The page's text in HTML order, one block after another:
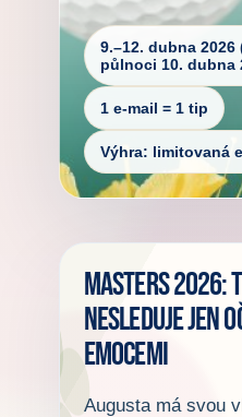
9.–12. dubna
půlnoci 10. dubna
1 e-mail = 1 tip
Výhra: limitovaná
Masters
nesleduje jen
emocemi
Augusta má svou